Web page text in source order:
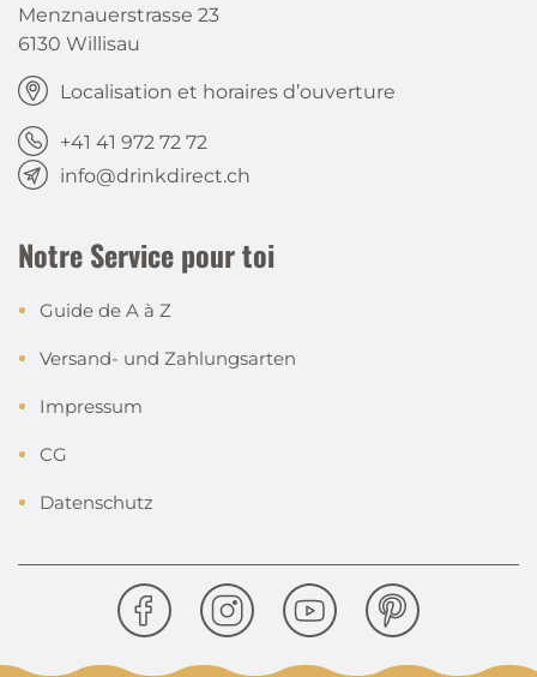
Menznauerstrasse 23
6130 Willisau
Localisation et horaires d’ouverture
+41 41 972 72 72
info@drinkdirect.ch
Notre Service pour toi
Guide de A à Z
Versand- und Zahlungsarten
Impressum
CG
Datenschutz